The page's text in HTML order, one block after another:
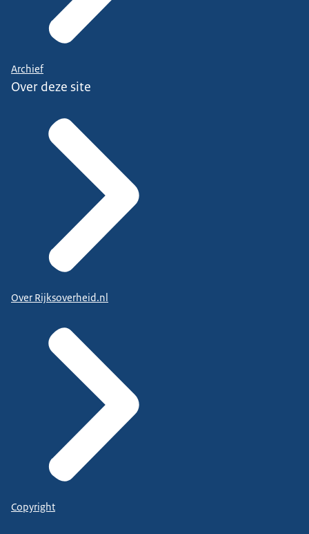
Archief
Over deze site
Over Rijksoverheid.nl
Copyright